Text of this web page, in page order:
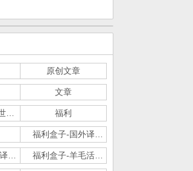
原创文章
文章
福利
福利盒子-羊毛活动